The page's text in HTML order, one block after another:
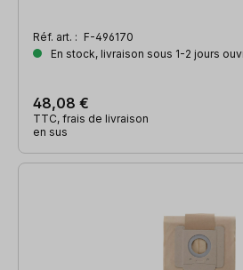
Réf. art. : F-496170
En stock, livraison sous 1-2 jours
48,08 €
TTC, frais de livraison
en sus